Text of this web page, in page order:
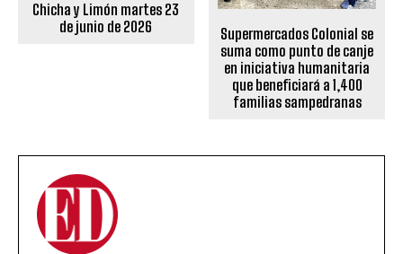
Chicha y Limón martes 23
de junio de 2026
Supermercados Colonial se
suma como punto de canje
en iniciativa humanitaria
que beneficiará a 1,400
familias sampedranas